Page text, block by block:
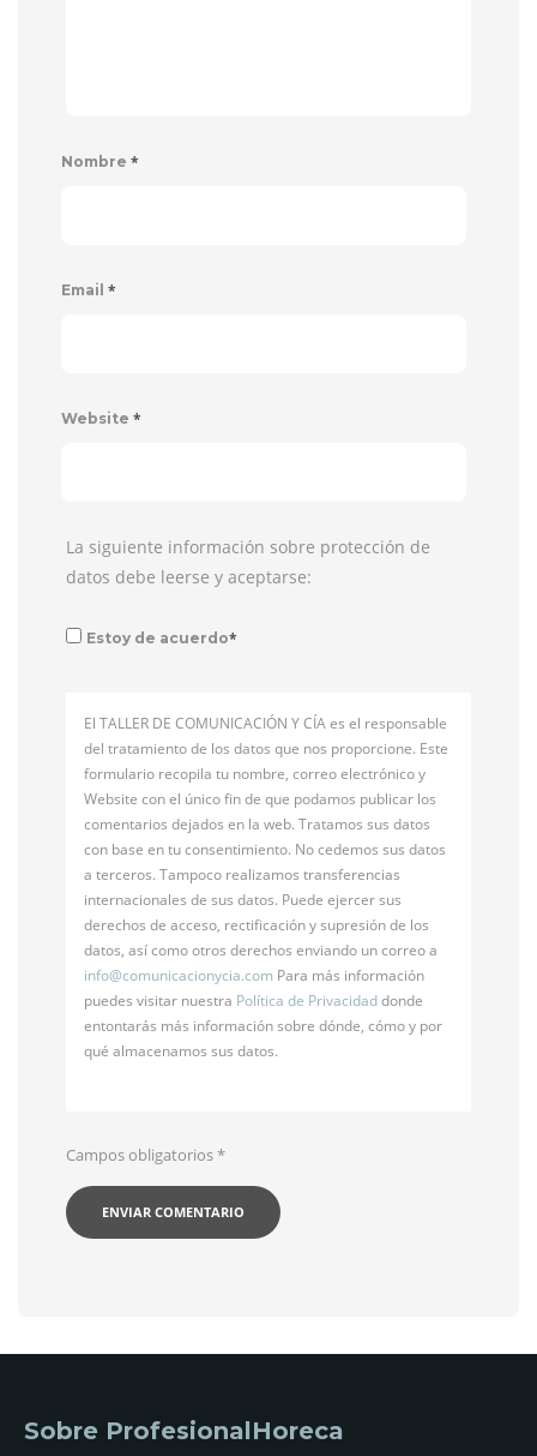
Nombre *
Email *
Website *
La siguiente información sobre protección de
datos debe leerse y aceptarse:
Estoy de acuerdo*
El TALLER DE COMUNICACIÓN Y CÍA es el responsable
del tratamiento de los datos que nos proporcione. Este
formulario recopila tu nombre, correo electrónico y
Website con el único fin de que podamos publicar los
comentarios dejados en la web. Tratamos sus datos
con base en tu consentimiento. No cedemos sus datos
a terceros. Tampoco realizamos transferencias
internacionales de sus datos. Puede ejercer sus
derechos de acceso, rectificación y supresión de los
datos, así como otros derechos enviando un correo a
info@comunicacionycia.com Para más información
puedes visitar nuestra Política de Privacidaddonde
entontarás más información sobre dónde, cómo y por
qué almacenamos sus datos.
Campos obligatorios*
Sobre ProfesionalHoreca